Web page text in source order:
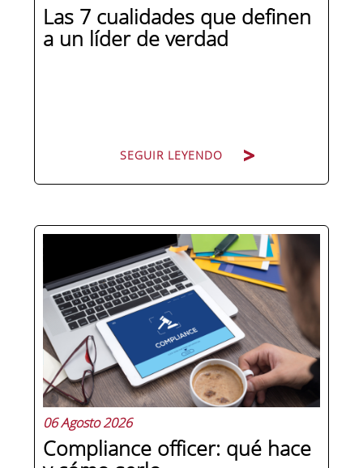
Las 7 cualidades que definen
a un líder de verdad
SEGUIR LEYENDO
Hay personas que ocupan puestos de
dirección y hay personas que lideran.
La diferencia no está en el cargo ni en
la antigüedad, sino en un conjunto de
competencias que se pueden
aprender, practicar y medir. Si te
preguntas qué separa a un directivo...
06 Agosto 2026
Compliance officer: qué hace